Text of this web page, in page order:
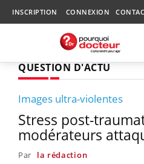
INSCRIPTION CONNEXION
QUESTION D'ACTU
Images ultra-violentes
Stress post-
modérateurs
Par la rédaction